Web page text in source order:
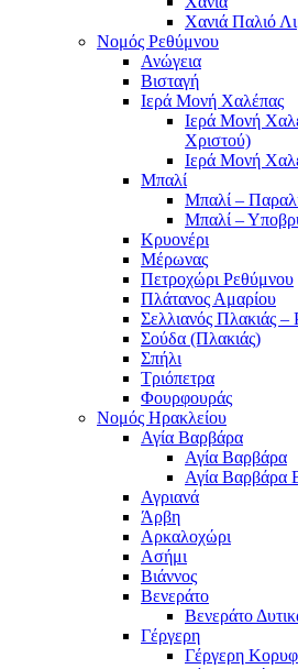
Χανιά Παλιό
Νομός Ρεθύμνου
Ανώγεια
Βισταγή
Ιερά Μονή Χαλέπας
Ιερά Μονή
Χριστού)
Ιερά Μονή
Μπαλί
Μπαλί –
Μπαλί –
Κρυονέρι
Μέρωνας
Πετροχώρι Ρεθύμνου
Πλάτανος Αμαρίου
Σελλιανός Πλακιάς –
Σούδα (Πλακιάς)
Σπήλι
Τριόπετρα
Φουρφουράς
Νομός Ηρακλείου
Αγία Βαρβάρα
Αγία Βαρβάρα
Αγία Βαρβάρα
Αγριανά
Άρβη
Αρκαλοχώρι
Ασήμι
Βιάννος
Βενεράτο
Βενεράτο
Γέργερη
Γέργερη